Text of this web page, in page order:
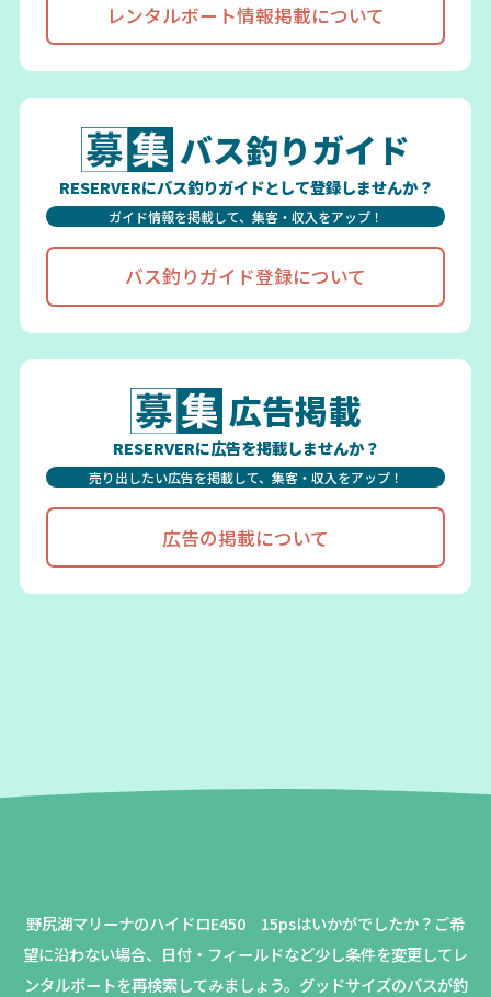
レンタルボート情報掲載について
バス釣りガイド
RESERVERにバス釣りガイドとして登録しませんか？
ガイド情報を掲載して、集客・収入をアップ！
バス釣りガイド登録について
広告掲載
RESERVERに広告を掲載しませんか？
売り出したい広告を掲載して、集客・収入をアップ！
広告の掲載について
野尻湖マリーナのハイドロE450 15psはいかがでしたか？ ご希
望に沿わない場合、日付・フィールドなど少し条件を変更してレ
ンタルボートを再検索してみましょう。 グッドサイズのバスが釣